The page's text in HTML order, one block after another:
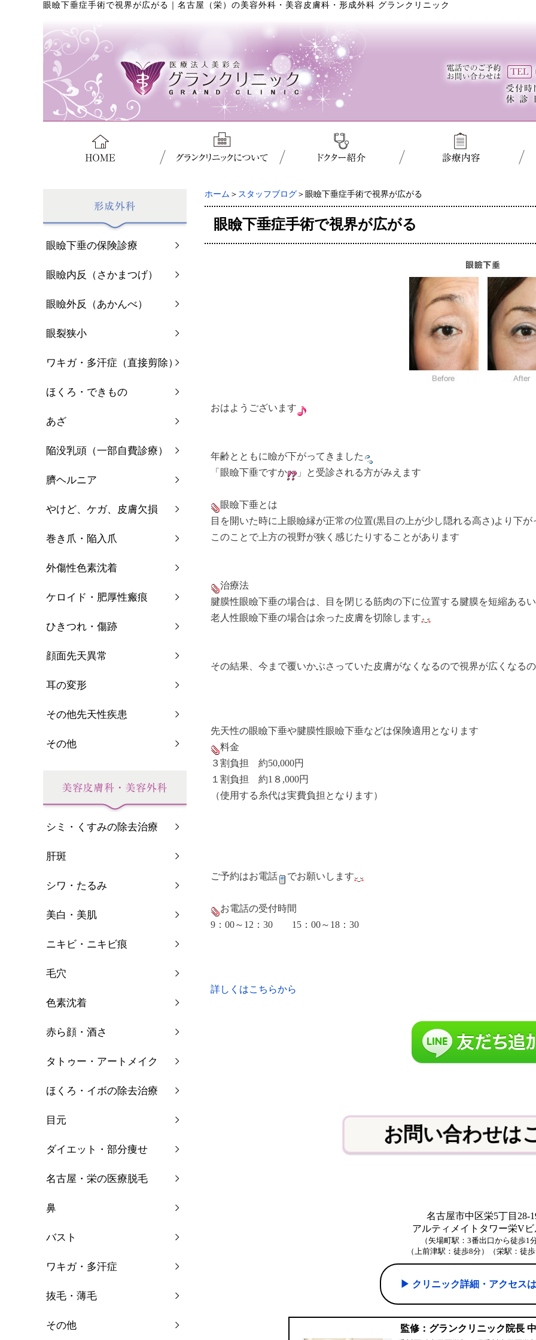
眼瞼下垂症手術で視界が広がる 名古屋（栄）の美容外科・美容皮膚科・形成外科 グランクリニック
ホーム ＞ スタッフブログ ＞眼瞼下垂症手術で視界が広がる
眼瞼下垂症手術で視界が広がる
おはようございます
年齢とともに瞼が下がってきました
「眼瞼下垂ですか
」と受診される方がみえます
眼瞼下垂とは
目を開いた時に上眼瞼縁が正常の位置(黒目の上が少し隠れる高さ)より下
このことで上方の視野が狭く感じたりすることがあります
治療法
腱膜性眼瞼下垂の場合は、目を閉じる筋肉の下に位置する腱膜を短縮ある
老人性眼瞼下垂の場合は余った皮膚を切除します
その結果、今まで覆いかぶさっていた皮膚がなくなるので視界が広くなる
先天性の眼瞼下垂や腱膜性眼瞼下垂などは保険適用となります
料金
３割負担 約50,000円
１割負担 約1８,000円
（使用する糸代は実費負担となります）
ご予約はお電話 でお願いします
お電話の受付時間
9：00～12：30 15：00～18：30
詳しくはこちらから
お問い合わせは
名古屋市中区栄5丁目28-
アルティメイトタワー栄Vビ
（矢場町駅：3番出口から徒歩1分
（上前津駅：徒歩8分）（栄駅：徒歩
▶︎ クリニック詳細・アクセス
監修：グランクリニック院長
眼瞼下垂の保険診療
眼瞼内反（さかまつげ）
眼瞼外反（あかんべ）
眼裂狭小
ワキガ・多汗症（直接剪除）
ほくろ・できもの
あざ
陥没乳頭（一部自費診療）
臍ヘルニア
やけど、ケガ、皮膚欠損
巻き爪・陥入爪
外傷性色素沈着
ケロイド・肥厚性瘢痕
ひきつれ・傷跡
顔面先天異常
耳の変形
その他先天性疾患
その他
シミ・くすみの除去治療
肝斑
シワ・たるみ
美白・美肌
ニキビ・ニキビ痕
毛穴
色素沈着
赤ら顔・酒さ
タトゥー・アートメイク
ほくろ・イボの除去治療
目元
ダイエット・部分痩せ
名古屋・栄の医療脱毛
鼻
バスト
ワキガ・多汗症
抜毛・薄毛
その他